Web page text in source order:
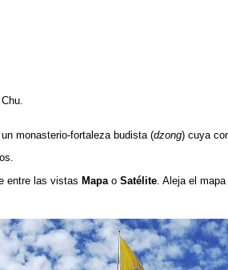
monasterio-fortaleza budista (dzong) cuya
entre las vistas Mapa o Satélite . Aleja el